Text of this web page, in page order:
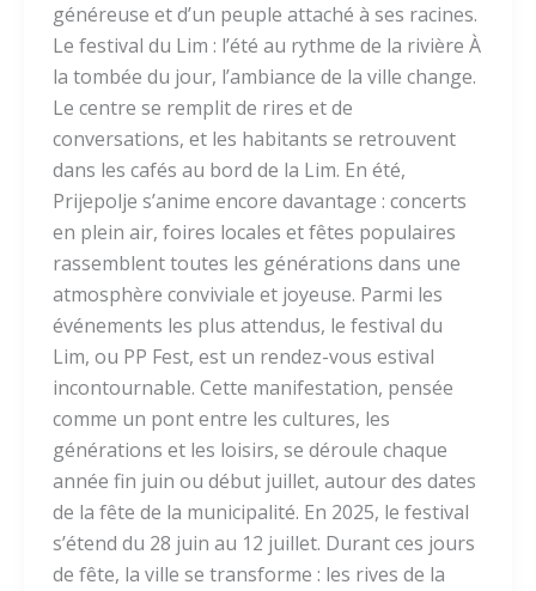
généreuse et d’un peuple attaché à ses racines.
Le festival du Lim : l’été au rythme de la rivière À
la tombée du jour, l’ambiance de la ville change.
Le centre se remplit de rires et de
conversations, et les habitants se retrouvent
dans les cafés au bord de la Lim. En été,
Prijepolje s’anime encore davantage : concerts
en plein air, foires locales et fêtes populaires
rassemblent toutes les générations dans une
atmosphère conviviale et joyeuse. Parmi les
événements les plus attendus, le festival du
Lim, ou PP Fest, est un rendez-vous estival
incontournable. Cette manifestation, pensée
comme un pont entre les cultures, les
générations et les loisirs, se déroule chaque
année fin juin ou début juillet, autour des dates
de la fête de la municipalité. En 2025, le festival
s’étend du 28 juin au 12 juillet. Durant ces jours
de fête, la ville se transforme : les rives de la